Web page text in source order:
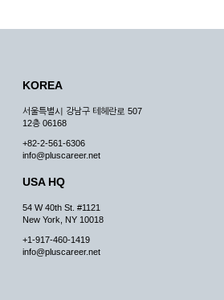
KOREA
서울특별시 강남구 테헤란로 507
12층 06168
+82-2-561-6306
info@pluscareer.net
USA HQ
54 W 40th St. #1121
New York, NY 10018
+1-917-460-1419
info@pluscareer.net